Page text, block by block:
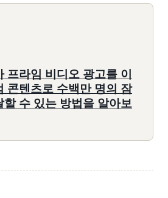
프라임 비디오 광고를 이
콘텐츠로 수백만 명의 잠
수 있는 방법을 알아보